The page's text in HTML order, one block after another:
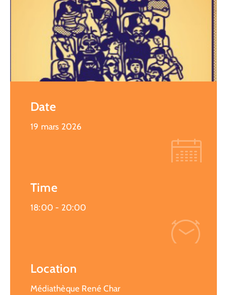
Date
19 mars 2026
Time
18:00 - 20:00
Location
Médiathèque René Char